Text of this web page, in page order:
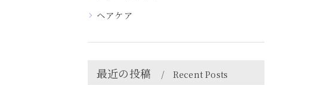
ヘアケア
最近の投稿 Recent Posts